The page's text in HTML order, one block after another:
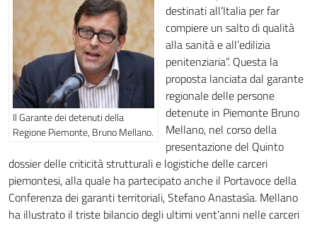
Il Garante dei detenuti della
Regione Piemonte, Bruno Mellano.
destinati all’Italia per far
compiere un salto di qualità
alla sanità e all’edilizia
penitenziaria”. Questa la
proposta lanciata dal garante
regionale delle persone
detenute in Piemonte Bruno
Mellano, nel corso della
presentazione del Quinto
dossier delle criticità strutturali e logistiche delle carceri
piemontesi, alla quale ha partecipato anche il Portavoce della
Conferenza dei garanti territoriali, Stefano Anastasìa. Mellano
ha illustrato il triste bilancio degli ultimi vent’anni nelle carceri